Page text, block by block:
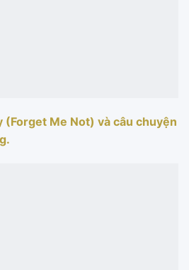
(Forget Me Not) và câu chuyện